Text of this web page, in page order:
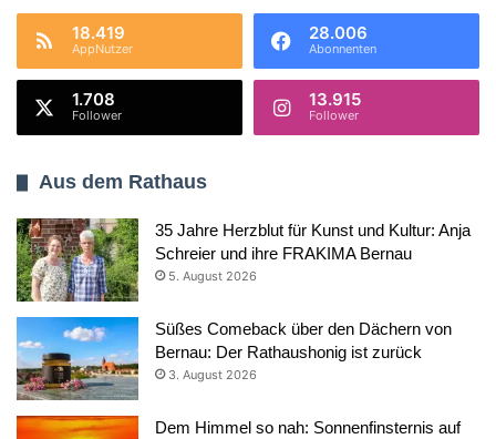
18.419
AppNutzer
28.006
Abonnenten
1.708
Follower
13.915
Follower
Aus dem Rathaus
35 Jahre Herzblut für Kunst und Kultur: Anja
Schreier und ihre FRAKIMA Bernau
5. August 2026
Süßes Comeback über den Dächern von
Bernau: Der Rathaushonig ist zurück
3. August 2026
Dem Himmel so nah: Sonnenfinsternis auf